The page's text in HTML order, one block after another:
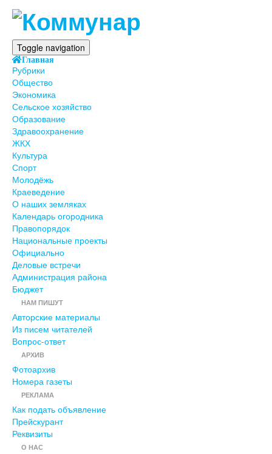
Toggle navigation
Главная
Рубрики
Общество
Экономика
Сельское хозяйство
Образование
Здравоохранение
ЖКХ
Культура
Спорт
Молодёжь
Краеведение
О наших земляках
Календарь огородника
Правопорядок
Национальные проекты
Официально
Деловые встречи
Администрация района
Бюджет
НАМ ПИШУТ
Авторские материалы
Из писем читателей
Вопрос-ответ
АРХИВ
Фотоархив
Номера газеты
РЕКЛАМА
Как подать объявление
Прейскурант
Реквизиты
О НАС